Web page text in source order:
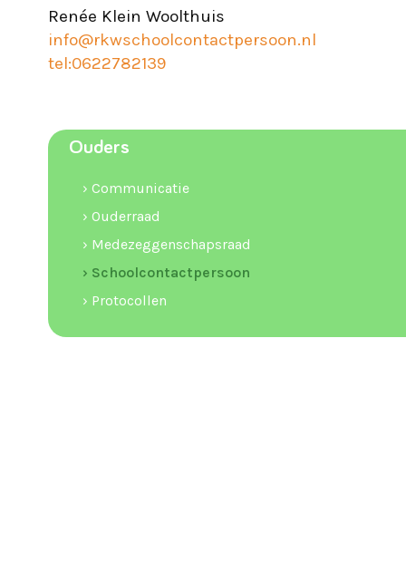
Renée Klein Woolthuis
info@rkwschoolcontactpersoon.nl
tel:0622782139
Ouders
› Communicatie
› Ouderraad
› Medezeggenschapsraad
› Schoolcontactpersoon
› Protocollen